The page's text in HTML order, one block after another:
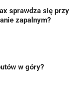
sprawdza się przy
zapalnym?
w góry?